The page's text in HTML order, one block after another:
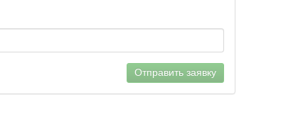
Отправить заявку